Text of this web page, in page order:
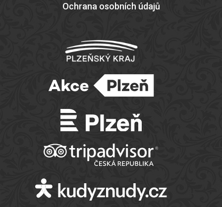
Ochrana osobních údajů